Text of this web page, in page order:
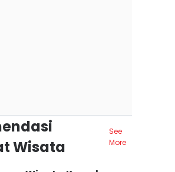
Wisata
See
More